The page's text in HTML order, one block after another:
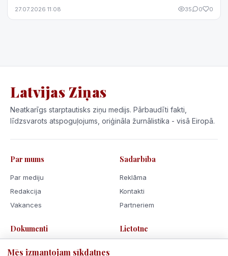
27.07.2026 11:08 35 0 0
Latvijas Ziņas
Neatkarīgs starptautisks ziņu medijs. Pārbaudīti fakti,
līdzsvarots atspoguļojums, oriģināla žurnālistika - visā Eiropā.
Par mums
Par mediju
Redakcija
Vakances
Sadarbība
Reklāma
Kontakti
Partneriem
Dokumenti Lietotne
Mēs izmantojam sīkdatnes